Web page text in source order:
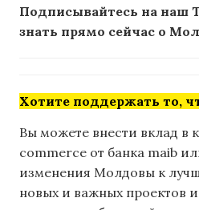
Подписывайтесь на наш
знать прямо сейчас о
Хотите поддержать то,
Вы можете внести вклад в
commerce от банка maib
изменения Молдовы к
новых и важных проектов